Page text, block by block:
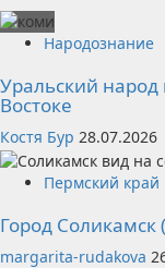
Народознание
Уральский
Востоке
Костя Бур 28.07.2026
Пермский край
Город
margarita-rudakova